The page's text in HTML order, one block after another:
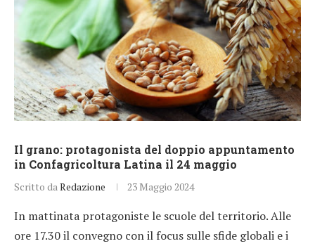
Il grano: protagonista del doppio appuntamento
in Confagricoltura Latina il 24 maggio
Scritto da Redazione 23 Maggio 2024
In mattinata protagoniste le scuole del territorio. Alle
ore 17.30 il convegno con il focus sulle sfide globali e i